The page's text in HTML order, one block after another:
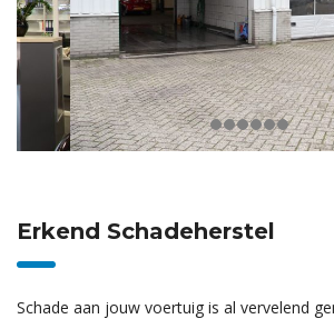
Erkend Schadeherstel
Schade aan jouw voertuig is al vervelend